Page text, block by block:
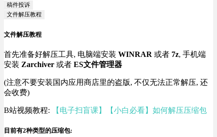
稿件投诉
文件解压教程
文件解压教程
首先准备好解压工具, 电脑端安装 WINRAR 或者 7z, 手机端
安装 Zarchiver 或者 ES文件管理器
(注意不要安装国内应用商店里的盗版, 不仅无法正常解压, 还
会收费)
B站视频教程: 【电子扫盲课】【小白必看】如何解压压缩包
目前有2种类型的压缩包: